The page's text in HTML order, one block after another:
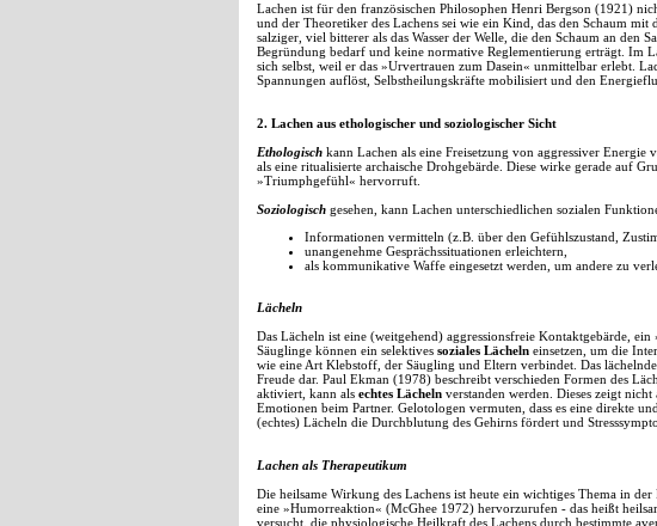
Lachen ist für den französischen Philosophen Henri Bergson (1921)
und der Theoretiker des Lachens sei wie ein Kind, das den Schaum
salziger, viel bitterer als das Wasser der Welle, die den Schaum an
Begründung bedarf und keine normative Reglementierung erträgt. Im
sich selbst, weil er das »Urvertrauen zum Dasein« unmittelbar erlebt.
Spannungen auflöst, Selbstheilungskräfte mobilisiert und den
2. Lachen aus ethologischer und soziologischer Sicht
Ethologisch kann Lachen als eine Freisetzung von aggressiver
als eine ritualisierte archaische Drohgebärde. Diese wirke gerade auf
»Triumphgefühl« hervorruft.
Soziologisch gesehen, kann Lachen unterschiedlichen sozialen
Informationen vermitteln (z.B. über den Gefühlszustand,
unangenehme Gesprächssituationen erleichtern,
als kommunikative Waffe eingesetzt werden, um andere zu
Lächeln
Das Lächeln ist eine (weitgehend) aggressionsfreie Kontaktgebärde,
Säuglinge können ein selektives soziales Lächeln einsetzen, um die
wie eine Art Klebstoff, der Säugling und Eltern verbindet. Das
Freude dar. Paul Ekman (1978) beschreibt verschieden Formen des
aktiviert, kann als echtes Lächeln verstanden werden. Dieses zeigt
Emotionen beim Partner. Gelotologen vermuten, dass es eine direkte
(echtes) Lächeln die Durchblutung des Gehirns fördert und
Lachen als Therapeutikum
Die heilsame Wirkung des Lachens ist heute ein wichtiges Thema in
eine »Humorreaktion« (McGhee 1972) hervorzurufen - das heißt
versucht, die physiologische Heilkraft des Lachens durch bestimmte